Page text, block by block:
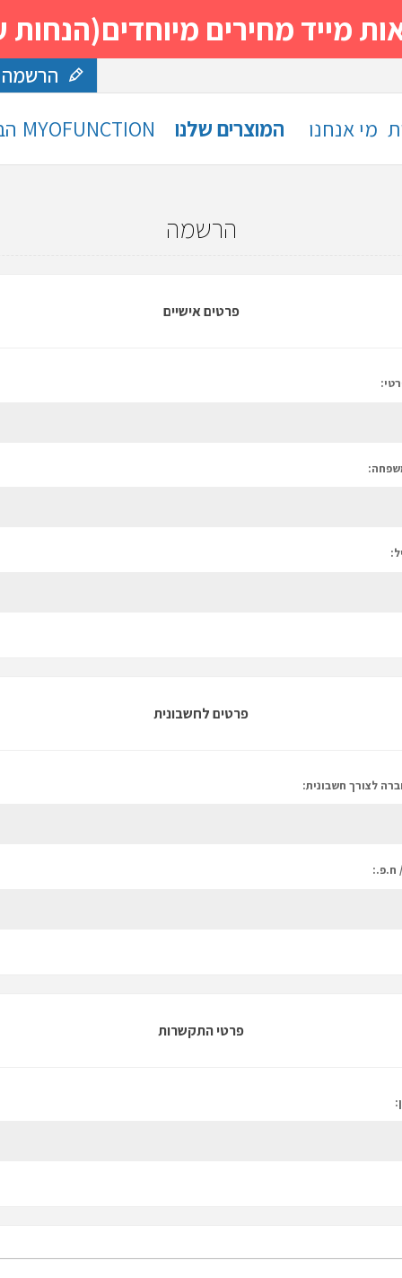
מחירים מיוחדים(הנחות עד 30%)- נסה
הרשמה
מי אנחנו המוצרים שלנו MYOFUNCTION
הרשמה
פרטים אישיים
פרטים לחשבונית
לצורך חשבונית:
ח.פ.:
פרטי התקשרות
אפשרויות